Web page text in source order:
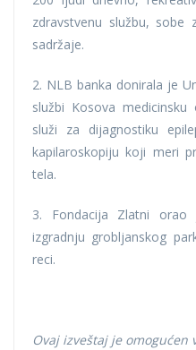
zdravstvenu službu,
sadržaje.
2. NLB banka donirala je
službi Kosova
služi za dijagnostiku
kapilaroskopiju koji meri
tela.
3. Fondacija Zlatni
izgradnju grobljanskog
reci.
Ovaj izveštaj je